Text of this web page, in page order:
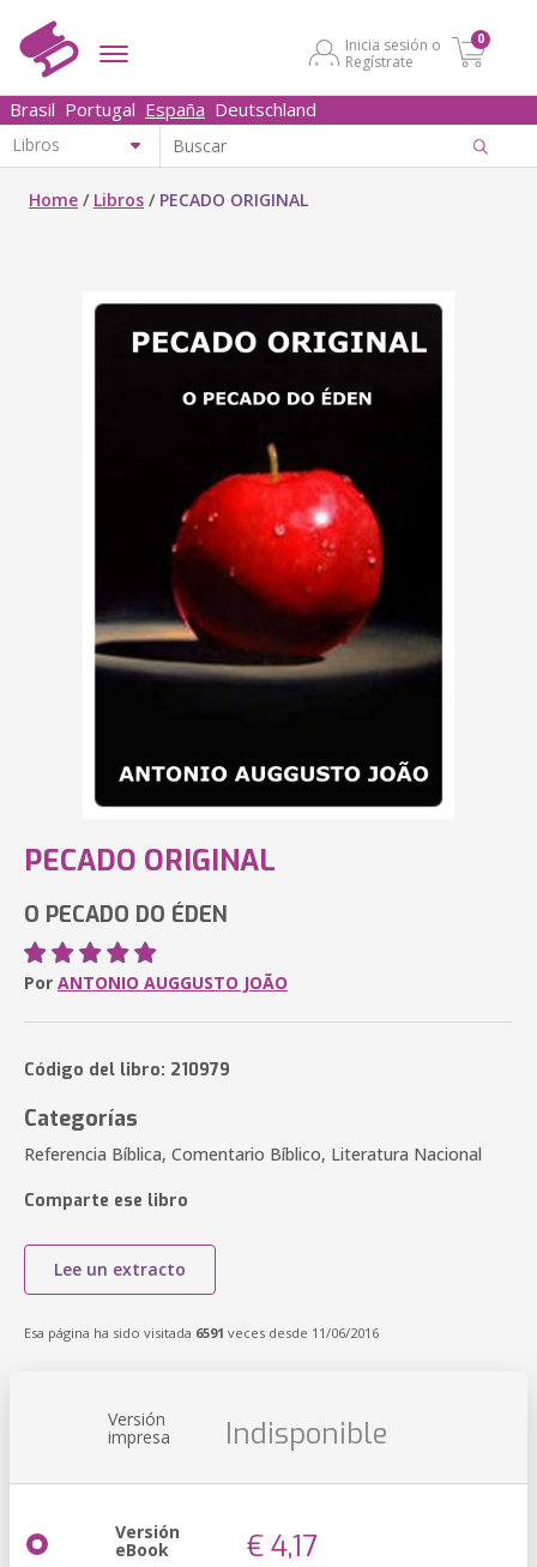
Inicia sesión o
Regístrate
0
Brasil Portugal España Deutschland
Home / Libros / PECADO ORIGINAL
PECADO ORIGINAL
O PECADO DO ÉDEN
Por ANTONIO AUGGUSTO JOÃO
Código del libro: 210979
Categorías
Referencia Bíblica, Comentario Bíblico, Literatura Nacional
Comparte ese libro
Lee un extracto
Esa página ha sido visitada 6591 veces desde 11/06/2016
Versión
impresa Indisponible
Versión
eBook € 4,17